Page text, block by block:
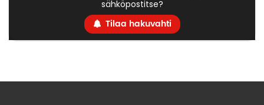
sähköpostitse?
Tilaa hakuvahti